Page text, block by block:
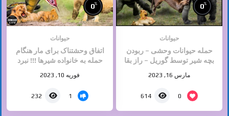
0%
حیوانات
حمله حیوانات وحشی – ربودن
بچه شیر توسط گوریل – راز بقا
مارس 16, 2023
0
614
0%
حیوانات
اتفاق وحشتناک برای مار هنگام
حمله به خانواده شیرها !!! نبرد
فوریه 10, 2023
1
232